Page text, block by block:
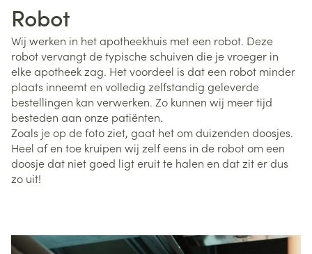
Robot
Wij werken in het apotheekhuis met een robot. Deze
robot vervangt de typische schuiven die je vroeger in
elke apotheek zag. Het voordeel is dat een robot minder
plaats inneemt en volledig zelfstandig geleverde
bestellingen kan verwerken. Zo kunnen wij meer tijd
besteden aan onze patiënten.
Zoals je op de foto ziet, gaat het om duizenden doosjes.
Heel af en toe kruipen wij zelf eens in de robot om een
doosje dat niet goed ligt eruit te halen en dat zit er dus
zo uit!